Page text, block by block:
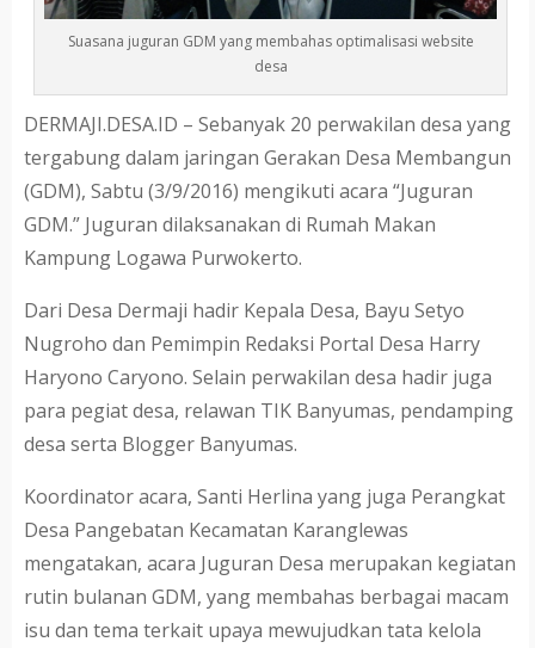
Suasana juguran GDM yang membahas optimalisasi website
desa
DERMAJI.DESA.ID – Sebanyak 20 perwakilan desa yang
tergabung dalam jaringan Gerakan Desa Membangun
(GDM), Sabtu (3/9/2016) mengikuti acara “Juguran
GDM.” Juguran dilaksanakan di Rumah Makan
Kampung Logawa Purwokerto.
Dari Desa Dermaji hadir Kepala Desa, Bayu Setyo
Nugroho dan Pemimpin Redaksi Portal Desa Harry
Haryono Caryono. Selain perwakilan desa hadir juga
para pegiat desa, relawan TIK Banyumas, pendamping
desa serta Blogger Banyumas.
Koordinator acara, Santi Herlina yang juga Perangkat
Desa Pangebatan Kecamatan Karanglewas
mengatakan, acara Juguran Desa merupakan kegiatan
rutin bulanan GDM, yang membahas berbagai macam
isu dan tema terkait upaya mewujudkan tata kelola